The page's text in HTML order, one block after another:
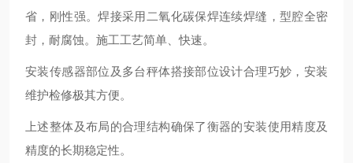
省，刚性强。焊接采用二氧化碳保焊连续焊缝，型腔全密
封，耐腐蚀。施工工艺简单、快速。
安装传感器部位及多台秤体搭接部位设计合理巧妙，安装
维护检修极其方便。
上述整体及布局的合理结构确保了衡器的安装使用精度及
精度的长期稳定性。